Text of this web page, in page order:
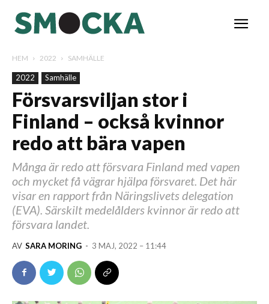
HEM 2022 SAMHÄLLE
2022 Samhälle
Försvarsviljan stor i
Finland – också kvinnor
redo att bära vapen
Många är redo att försvara Finland med vapen
och mycket få vägrar hjälpa försvaret. Det här
visar en rapport från Näringslivets delegation
(EVA). Särskilt medelålders kvinnor är redo att
försvara landet.
AV SARA MORING - 3 MAJ, 2022 – 11:44